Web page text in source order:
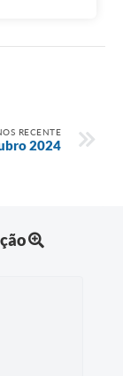
RECENTE
2024